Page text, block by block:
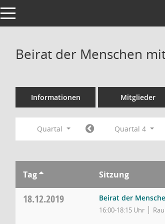
Toggle navigation
Beirat der Menschen
Informationen Mitglieder
Quartal Quartal 4
Tag Sitzung
18.12.2019 Beirat der
16:00-18:15 Uhr